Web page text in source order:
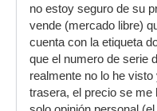
no estoy seguro de su
vende (mercado libre)
cuenta con la etiqueta
que el numero de serie
realmente no lo he
trasera, el precio se me